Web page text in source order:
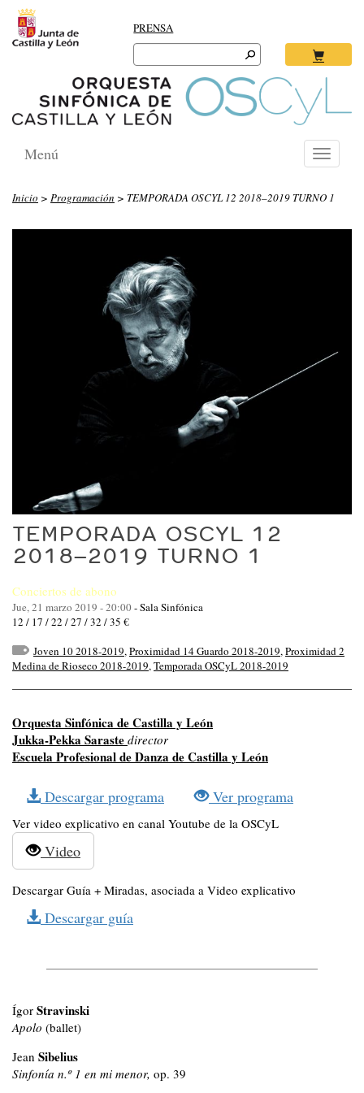
PRENSA
Search
for:
Toggle
Menú
Inicio > Programación > TEMPORADA OSCYL 12 2018–2019 TURNO 1
TEMPORADA OSCYL 12
2018–2019 TURNO 1
Conciertos de abono
Jue, 21 marzo 2019 - 20:00-Sala Sinfónica
12 / 17 / 22 / 27 / 32 / 35 €
Joven 10 2018-2019,Proximidad 14 Guardo 2018-2019,Proximidad 2
Medina de Rioseco 2018-2019,Temporada OSCyL 2018-2019
Orquesta Sinfónica de Castilla y León
Jukka-Pekka Saraste director
Escuela Profesional de Danza de Castilla y León
Descargar programa Ver programa
Ver video explicativo en canal Youtube de la OSCyL
Video
Descargar Guía + Miradas, asociada a Video explicativo
Descargar guía
Ígor Stravinski
Apolo (ballet)
Jean Sibelius
Sinfonía n.º 1 en mi menor, op. 39